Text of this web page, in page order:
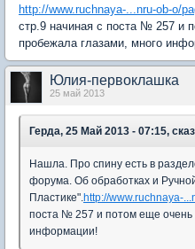
http://www.ruchnaya-...nru-ob-o/
стр.9 начиная с поста № 257 и
пробежала глазами, много
Юлия-первоклашка
25 май 2013
Герда, 25 Май 2013 - 07:15,
Нашла. Про спину есть в
форума. Об обработках и
Пластике".http://www.ruchnaya-
поста № 257 и потом еще очень
информации!